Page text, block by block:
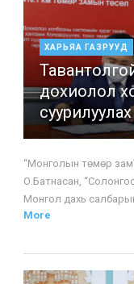
ХАРЬЯА ГАЗРУУД
дохиолол
“Монголын төмөр
О.Батнасан,
Монгол дахь
More